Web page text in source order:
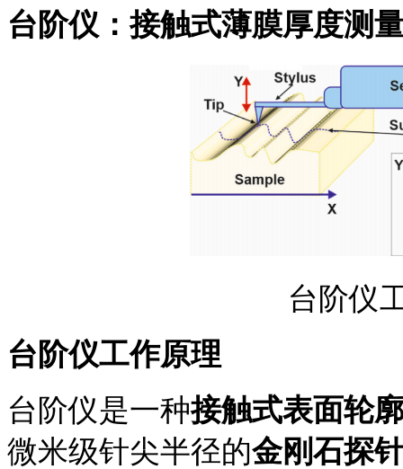
台阶仪：接触式薄膜厚度测
台阶仪
台阶仪工作原理
台阶仪是一种接触式表面轮
微米级针尖半径的金刚石探